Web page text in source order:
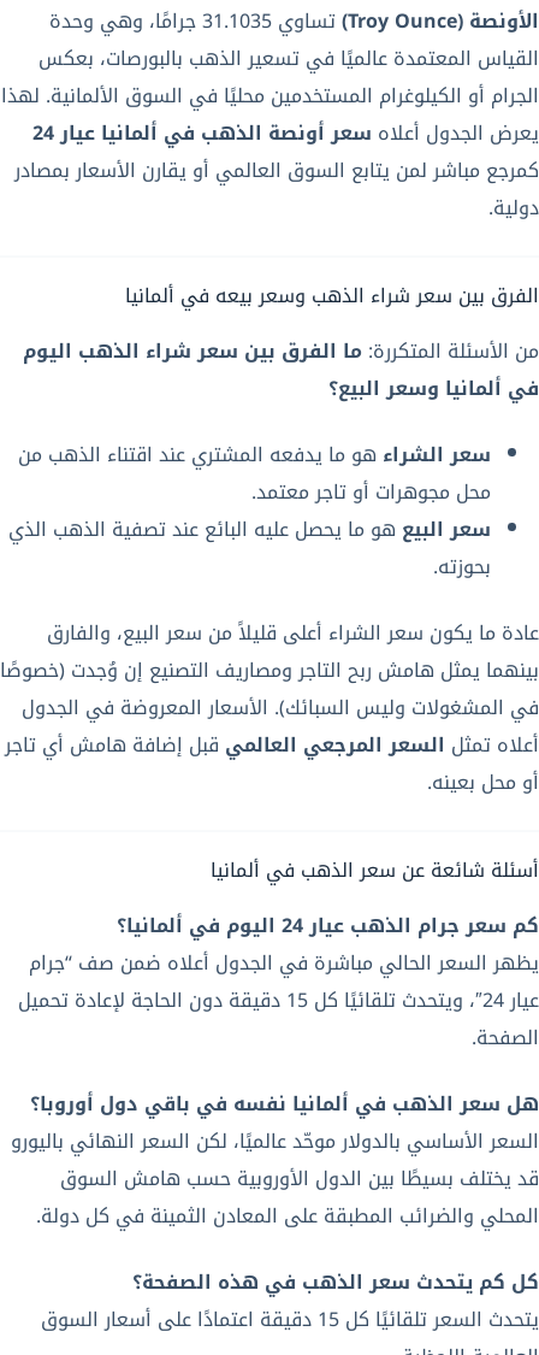
الأونصة (Troy Ounce)
تساوي 31.1035 جرامًا، وهي وحدة
القياس المعتمدة عالميًا في تسعير الذهب بالبورصات، بعكس
الجرام أو الكيلوغرام المستخدمين محليًا في السوق الألمانية. لهذا
يعرض الجدول أعلاه سعر أونصة الذهب في ألمانيا عيار 24
كمرجع مباشر لمن يتابع السوق العالمي أو يقارن الأسعار بمصادر
دولية.
الفرق بين سعر شراء الذهب وسعر بيعه في ألمانيا
من الأسئلة المتكررة: ما الفرق بين سعر شراء الذهب اليوم
في ألمانيا وسعر البيع؟
سعر الشراء هو ما يدفعه المشتري عند اقتناء الذهب من
محل مجوهرات أو تاجر معتمد.
سعر البيع هو ما يحصل عليه البائع عند تصفية الذهب الذي
بحوزته.
عادة ما يكون سعر الشراء أعلى قليلاً من سعر البيع، والفارق
بينهما يمثل هامش ربح التاجر ومصاريف التصنيع إن وُجدت (خصوصًا
في المشغولات وليس السبائك). الأسعار المعروضة في الجدول
أعلاه تمثل السعر المرجعي العالمي قبل إضافة هامش أي تاجر
أو محل بعينه.
أسئلة شائعة عن سعر الذهب في ألمانيا
كم سعر جرام الذهب عيار 24 اليوم في ألمانيا؟
يظهر السعر الحالي مباشرة في الجدول أعلاه ضمن صف “جرام
عيار 24″، ويتحدث تلقائيًا كل 15 دقيقة دون الحاجة لإعادة تحميل
الصفحة.
هل سعر الذهب في ألمانيا نفسه في باقي دول أوروبا؟
السعر الأساسي بالدولار موحّد عالميًا، لكن السعر النهائي باليورو
قد يختلف بسيطًا بين الدول الأوروبية حسب هامش السوق
المحلي والضرائب المطبقة على المعادن الثمينة في كل دولة.
كل كم يتحدث سعر الذهب في هذه الصفحة؟
يتحدث السعر تلقائيًا كل 15 دقيقة اعتمادًا على أسعار السوق